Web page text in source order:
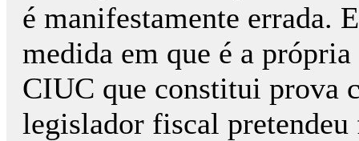
é manifestamente errada.
medida em que é a
CIUC que constitui prova
legislador fiscal